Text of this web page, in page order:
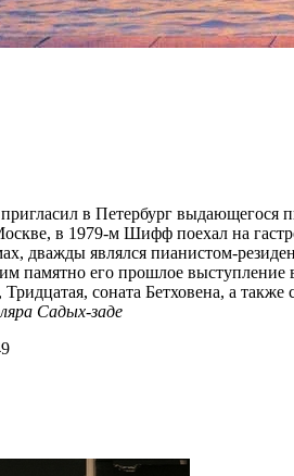
в Петербург выдающегося
в 1979-м Шифф поехал на
дважды являлся пианистом-
памятно его прошлое выступление
Тридцатая, соната Бетховена, а
Садых-заде